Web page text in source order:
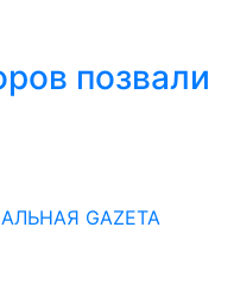
позвали
GAZЕТА